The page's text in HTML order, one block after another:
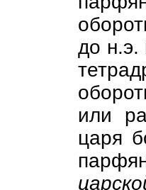
до н.э.
или
царя